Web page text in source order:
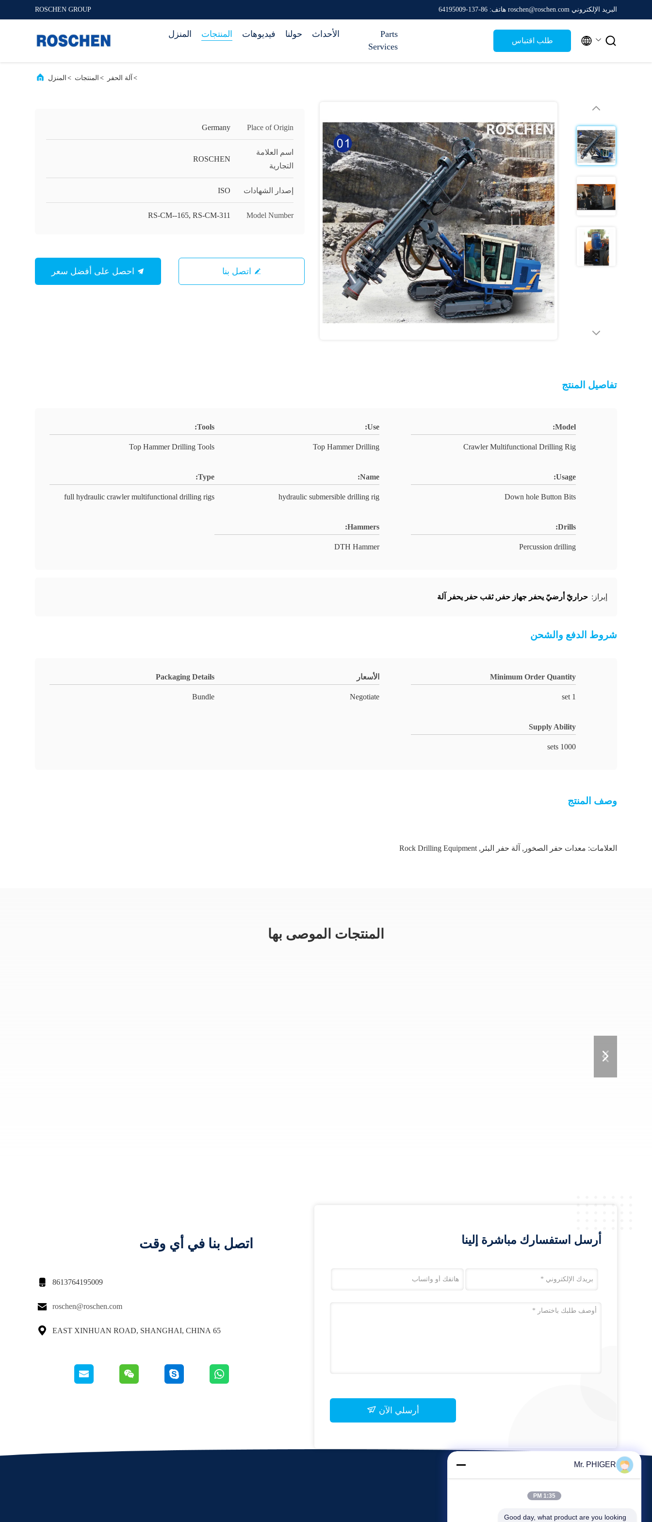
ROSCHEN GROUP البريد الإلكتروني roschen@roschen.com هاتف: 86-137-64195009
المنزل المنتجات فيديوهات حولنا الأحداث
Parts
Services
طلب اقتباس  
المنزل > المنتجات > آلة الحفر >
Place of Origin
Germany
اسم العلامة
التجارية
ROSCHEN
إصدار الشهادات ISO
Model Number
RS-CM--165, RS-CM-311
تفاصيل المنتج
Model:
Crawler Multifunctional Drilling Rig
Use:
Top Hammer Drilling
Tools:
Top Hammer Drilling Tools
Usage:
Down hole Button Bits
Name:
hydraulic submersible drilling rig
Type:
full hydraulic crawler multifunctional drilling rigs
Drills:
Percussion drilling
Hammers:
DTH Hammer
إبراز: حراريّ أرضيّ يحفر جهاز حفر ,ثقب حفر يحفر آلة
شروط الدفع والشحن
Minimum Order Quantity
1 set
الأسعار
Negotiate
Packaging Details
Bundle
Supply Ability
1000 sets
وصف المنتج
العلامات: معدات حفر الصخور , آلة حفر البئر ,
Rock Drilling Equipment
المنتجات الموصى بها
اتصل بنا في أي وقت
 8613764195009
 roschen@roschen.com
 65 EAST XINHUAN ROAD, SHANGHAI, CHINA
أرسل استفسارك مباشرة إلينا
أرسلي الآن
Mr. PHIGER
1:35 PM
Good day, what product are you looking